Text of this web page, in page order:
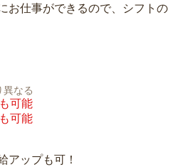
お仕事ができるので、シフトの
異なる
可能
可能
アップも可！